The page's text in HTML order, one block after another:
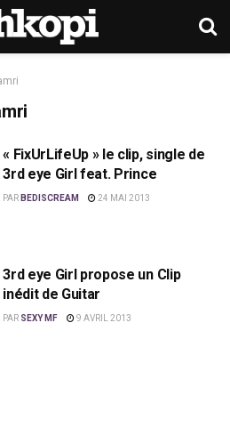
« FixUrLifeUp » le clip, single de
3rd eye Girl feat. Prince
PAR BEDISCREAM 24 MAI 2013
3rd eye Girl propose un Clip
inédit de Guitar
PAR SEXY MF 9 AVRIL 2013